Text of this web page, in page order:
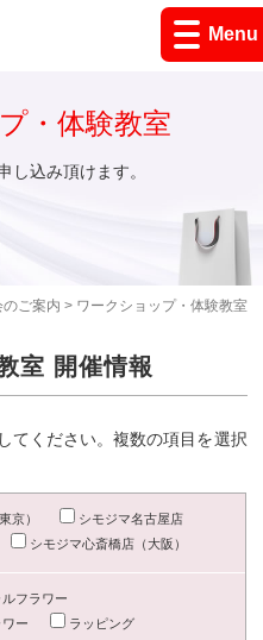
Menu
ご案内 > ワークショップ・体験教室
・体験教室
し込み頂けます。
室 開催情報
てください。複数の項目を選択
京）
シモジマ名古屋店
シモジマ心斎橋店（大阪）
フラワー
ー
ラッピング